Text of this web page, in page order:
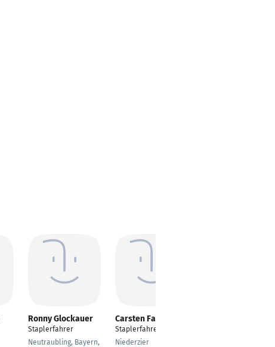
Ronny Glockauer
Staplerfahrer
Neutraubling, Bayern,
Carsten Fahrig
Staplerfahrer
Niederzier